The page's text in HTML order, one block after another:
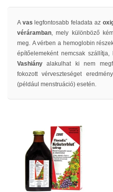
A vas legfontosabb feladata az
véráramban, mely különböző
meg. A vérben a hemoglobin
építőelemeként nemcsak
Vashiányalakulhat ki nem
fokozott vérveszteséget
(például menstruáció) esetén.